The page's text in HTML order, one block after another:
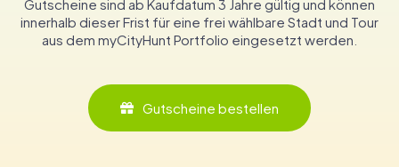
Gutscheine sind ab Kaufdatum 3 Jahre gültig und können
innerhalb dieser Frist für eine frei wählbare Stadt und Tour
aus dem myCityHunt Portfolio eingesetzt werden.
Gutscheine bestellen